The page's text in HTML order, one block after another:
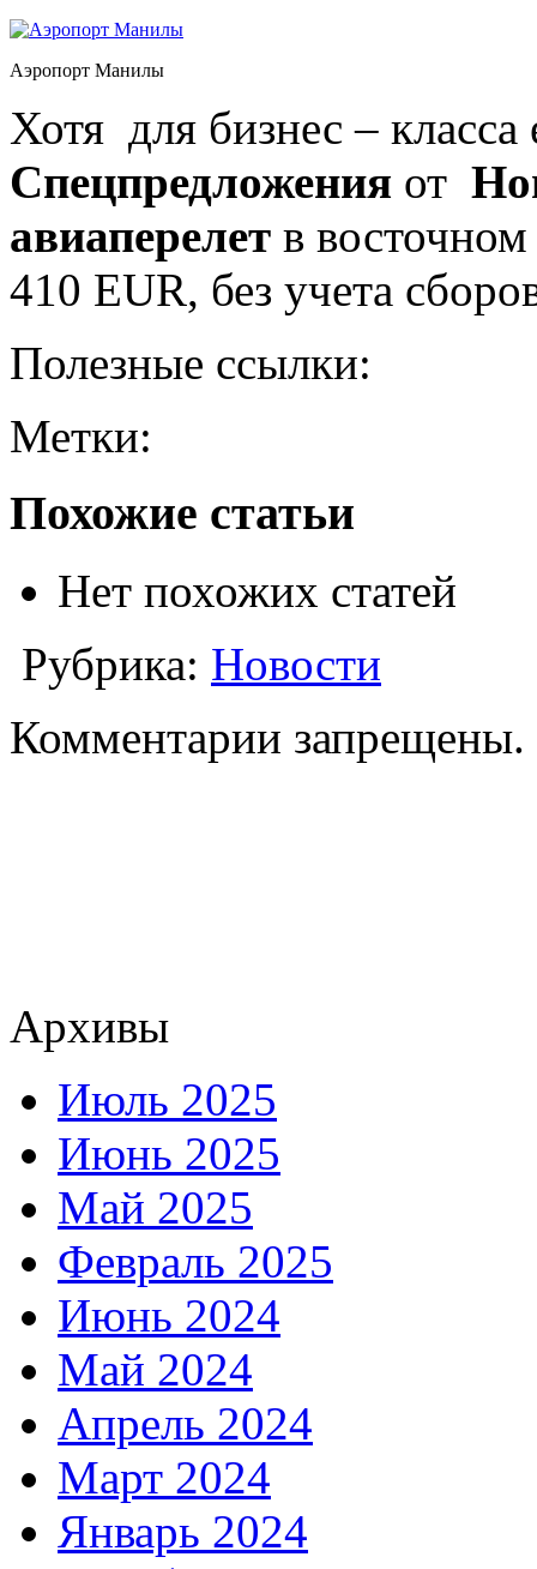
Аэропорт Манилы
Хотя для бизнес –
Спецпредложения от
авиаперелет в
410 EUR, без учета
Полезные ссылки:
Метки:
Похожие статьи
Нет похожих статей
Рубрика: Новости
Комментарии запрещены.
Архивы
Июль 2025
Июнь 2025
Май 2025
Февраль 2025
Июнь 2024
Май 2024
Апрель 2024
Март 2024
Январь 2024